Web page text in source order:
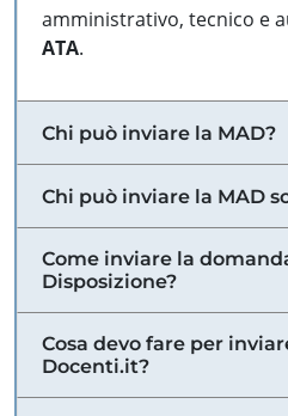
amministrativo, tecnico e
ATA.
Chi può inviare la MAD?
Chi può inviare la MAD
Come inviare la
Disposizione?
Cosa devo fare per
Docenti.it?